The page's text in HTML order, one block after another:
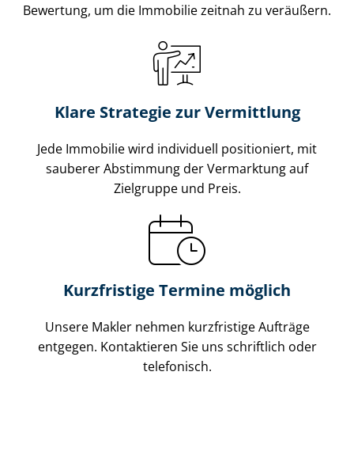
Bewertung, um die Immobilie zeitnah zu veräußern.
Klare Strategie zur Vermittlung
Jede Immobilie wird individuell positioniert, mit
sauberer Abstimmung der Vermarktung auf
Zielgruppe und Preis.
Kurzfristige Termine möglich
Unsere Makler nehmen kurzfristige Aufträge
entgegen. Kontaktieren Sie uns schriftlich oder
telefonisch.